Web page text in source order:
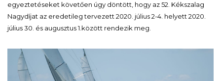
egyeztetéseket követően úgy döntött, hogy az 52. Kékszalag
Nagydíjat az eredetileg tervezett 2020. július 2-4. helyett 2020.
július 30. és augusztus 1.között rendezik meg.